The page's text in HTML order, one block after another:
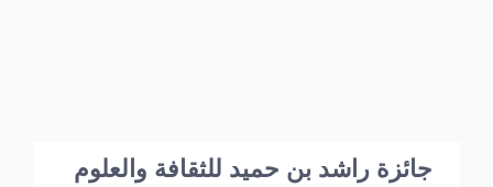
جائزة راشد بن حميد للثقافة والعلوم